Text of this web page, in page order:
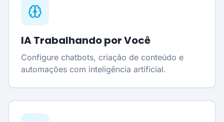
IA Trabalhando por Você
Configure chatbots, criação de conteúdo e
automações com inteligência artificial.